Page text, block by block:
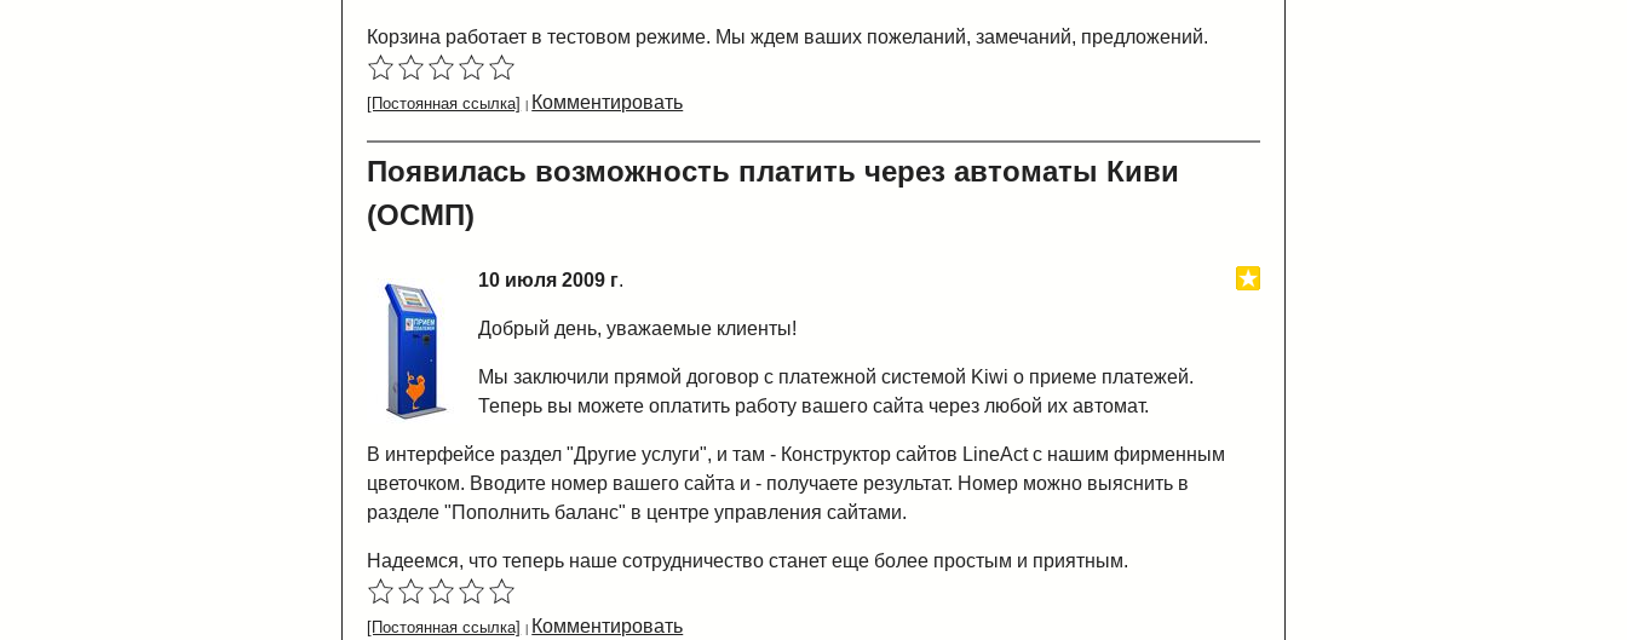
Корзина работает в тестовом режиме. Мы ждем ваших пожеланий, замечаний, предложений.
[Постоянная ссылка] Комментировать
Появилась возможность платить через автоматы Киви
(ОСМП)
10 июля 2009 г.
Добрый день, уважаемые клиенты!
Мы заключили прямой договор с платежной системой Kiwi о приеме платежей.
Теперь вы можете оплатить работу вашего сайта через любой их автомат.
В интерфейсе раздел "Другие услуги", и там - Конструктор сайтов LineAct c нашим фирменным
цветочком. Вводите номер вашего сайта и - получаете результат. Номер можно выяснить в
разделе "Пополнить баланс" в центре управления сайтами.
Надеемся, что теперь наше сотрудничество станет еще более простым и приятным.
[Постоянная ссылка] Комментировать